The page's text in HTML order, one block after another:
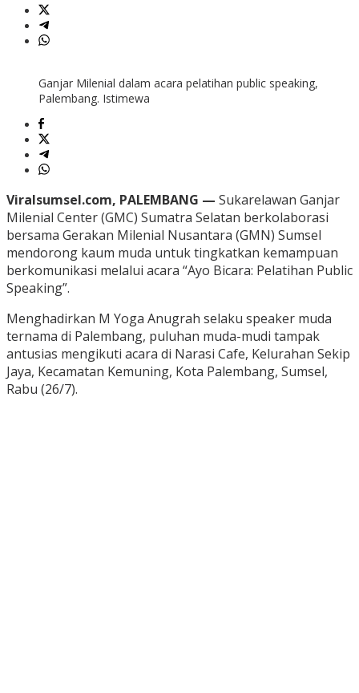
Ganjar Milenial dalam acara pelatihan public speaking,
Palembang. Istimewa
Viralsumsel.com, PALEMBANG — Sukarelawan Ganjar
Milenial Center (GMC) Sumatra Selatan berkolaborasi
bersama Gerakan Milenial Nusantara (GMN) Sumsel
mendorong kaum muda untuk tingkatkan kemampuan
berkomunikasi melalui acara “Ayo Bicara: Pelatihan Public
Speaking”.
Menghadirkan M Yoga Anugrah selaku speaker muda
ternama di Palembang, puluhan muda-mudi tampak
antusias mengikuti acara di Narasi Cafe, Kelurahan Sekip
Jaya, Kecamatan Kemuning, Kota Palembang, Sumsel,
Rabu (26/7).